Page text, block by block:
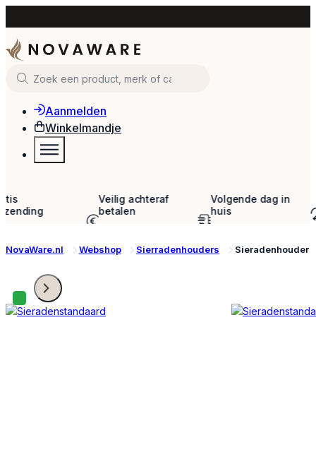
Zoeken
Aanmelden
Winkelmandje
betalen
Klarna
Volgende dag in
huis
23:59
30 dagen
NovaWare.nl
Webshop Sierradenhouders Sieradenhouder